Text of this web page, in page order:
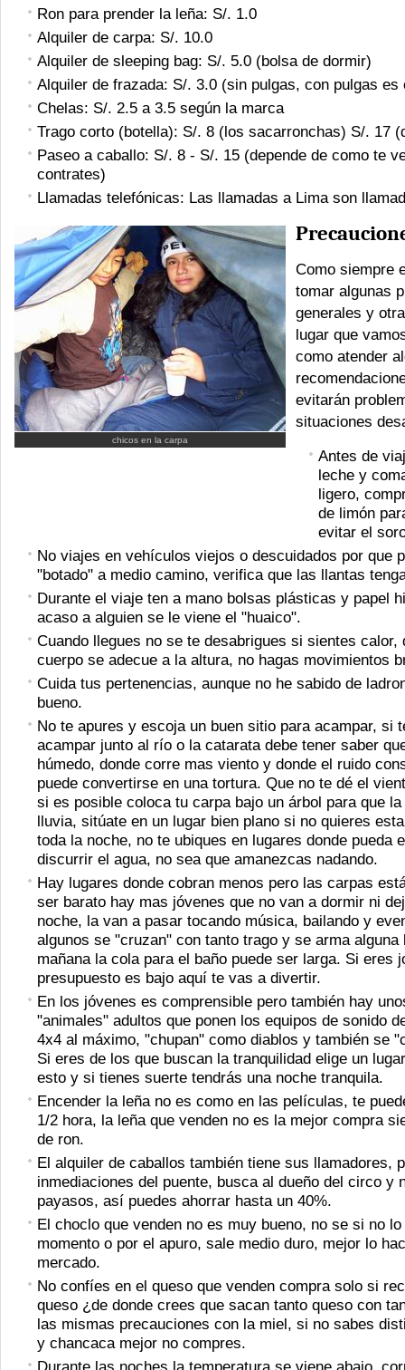
Ron para prender la leña: S/. 1.0
Alquiler de carpa: S/. 10.0
Alquiler de sleeping bag: S/. 5.0 (bolsa de dormir)
Alquiler de frazada: S/. 3.0 (sin pulgas, con pulgas es
Chelas: S/. 2.5 a 3.5 según la marca
Trago corto (botella): S/. 8 (los sacarronchas) S/. 17
Paseo a caballo: S/. 8 - S/. 15 (depende de como te
contrates)
Llamadas telefónicas: Las llamadas a Lima son
chicos en la carpa
Como siempre
tomar algunas
generales y
lugar que
como atender
evitarán
situaciones
Antes de
leche y
ligero,
de limón
evitar el
No viajes en vehículos viejos o descuidados por que
"botado" a medio camino, verifica que las llantas
Durante el viaje ten a mano bolsas plásticas y papel
acaso a alguien se le viene el "huaico".
Cuando llegues no se te desabrigues si sientes calor,
cuerpo se adecue a la altura, no hagas movimientos
Cuida tus pertenencias, aunque no he sabido de
bueno.
No te apures y escoja un buen sitio para acampar, si
acampar junto al río o la catarata debe tener saber
húmedo, donde corre mas viento y donde el ruido
puede convertirse en una tortura. Que no te dé el
si es posible coloca tu carpa bajo un árbol para que
lluvia, sitúate en un lugar bien plano si no quieres
toda la noche, no te ubiques en lugares donde pueda
discurrir el agua, no sea que amanezcas nadando.
Hay lugares donde cobran menos pero las carpas
ser barato hay mas jóvenes que no van a dormir ni
noche, la van a pasar tocando música, bailando y
algunos se "cruzan" con tanto trago y se arma alguna
mañana la cola para el baño puede ser larga. Si eres
presupuesto es bajo aquí te vas a divertir.
En los jóvenes es comprensible pero también hay
"animales" adultos que ponen los equipos de sonido
4x4 al máximo, "chupan" como diablos y también se
Si eres de los que buscan la tranquilidad elige un
esto y si tienes suerte tendrás una noche tranquila.
Encender la leña no es como en las películas, te
1/2 hora, la leña que venden no es la mejor compra
de ron.
El alquiler de caballos también tiene sus llamadores,
inmediaciones del puente, busca al dueño del circo y
payasos, así puedes ahorrar hasta un 40%.
El choclo que venden no es muy bueno, no se si no
momento o por el apuro, sale medio duro, mejor lo
mercado.
No confíes en el queso que venden compra solo si
queso ¿de donde crees que sacan tanto queso con
las mismas precauciones con la miel, si no sabes
y chancaca mejor no compres.